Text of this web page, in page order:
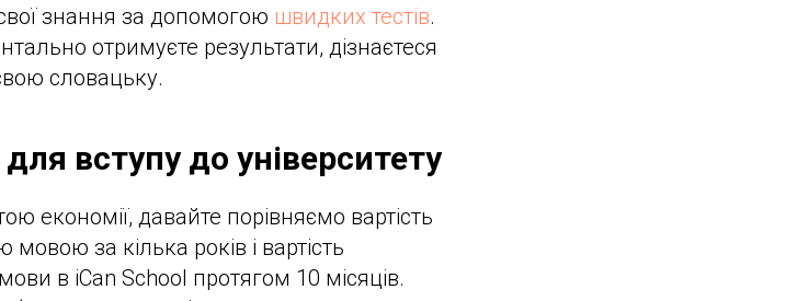
знання за допомогою швидких тестів.
отримуєте результати, дізнаєтеся
словацьку.
вступу до університету
економії, давайте порівняємо вартість
за кілька років і вартість
в iCan School протягом 10 місяців.